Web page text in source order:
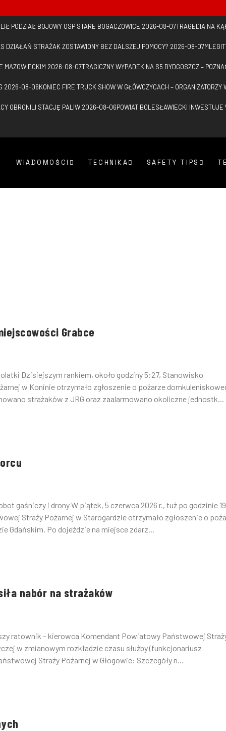
PODZIAŁ BOJOWY OSP STARE BOGACZOWICE 2026-08-07TRAGEDIA NA
DZIAŁAŃ STRAŻAK ZOSTAWIONY BEZ DALSZEJ POMOCY? 2026-08-07
MAZOWIECKIM 2026-08-07TRAGICZNY WYPADEK NA S5 BYDGOSZCZ –
2026-08-06KONIEC FIRE TRUCK SHOW W GŁÓWCZYCACH –
OBRONILI STACJĘ PALIW 2026-08-06POWIAT BOLESŁAWIECKI
WIADOMOŚCI TECHNIKA SAFETY TIPS
Grabce
Dzisiejszym rankiem, około godziny 5:27, Stanowisko
w Koninie otrzymało zgłoszenie o pożarze
strażaków z JRG oraz zaalarmowano okoliczne jednostk...
gaśniczy i drony W piątek, 5 czerwca 2026 r., tuż po godzinie
Straży Pożarnej w Starogardzie otrzymało zgłoszenie o
Gdańskim. Po dojeździe na miejsce zdarz...
nabór na strażaków
ratownik – kierowca Komendant Powiatowy Państwowej
w zmianowym rozkładzie czasu służby (funkcjonariusz
Straży Pożarnej w Głogowie: Szczegóły n...